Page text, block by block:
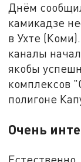
Днём
камикадзе
в Ухте
каналы
якобы
комплексов
полигоне
Очень